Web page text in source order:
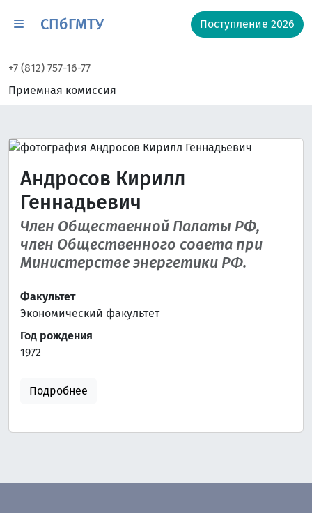
СПбГМТУ Поступление 2026
+7 (812) 757-16-77
Приемная комиссия
Андросов Кирилл
Геннадьевич
Член Общественной Палаты РФ,
член Общественного совета при
Министерстве энергетики РФ.
Факультет
Экономический факультет
Год рождения
1972
Подробнее